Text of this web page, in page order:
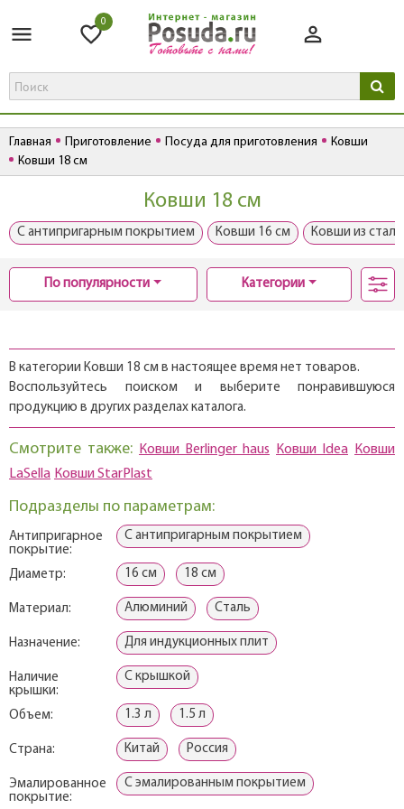
0
Главная Приготовление Посуда для приготовления
Ковши
Ковши 18 см
Ковши 18 см
С антипригарным покрытием Ковши 16 см Ковши из стали
По популярности Категории
В категории Ковши 18 см в настоящее время нет товаров.
Воспользуйтесь поиском и выберите понравившуюся
продукцию в других разделах каталога.
Смотрите также: Ковши Berlinger haus Ковши Idea Ковши
LaSella Ковши StarPlast
Подразделы по параметрам:
Антипригарное
покрытие:
С антипригарным покрытием
Диаметр: 16 см 18 см
Материал: Алюминий Сталь
Назначение: Для индукционных плит
Наличие
крышки:
С крышкой
Объем: 1.3 л 1.5 л
Страна: Китай Россия
Эмалированное
покрытие:
С эмалированным покрытием